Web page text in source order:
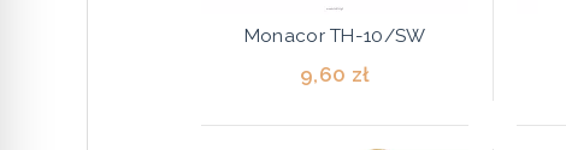
Monacor TH-10/SW
9,60 zł